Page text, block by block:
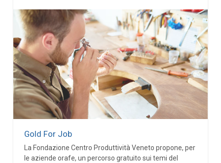
Gold For Job
La Fondazione Centro Produttività Veneto propone, per
le aziende orafe, un percorso gratuito sui temi del